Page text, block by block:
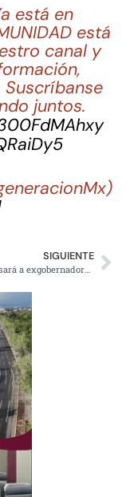
está en
está
canal y
juntos.
SIGUIENTE
PRI expulsará a exgobernadores si aceptan consulados y embajadas